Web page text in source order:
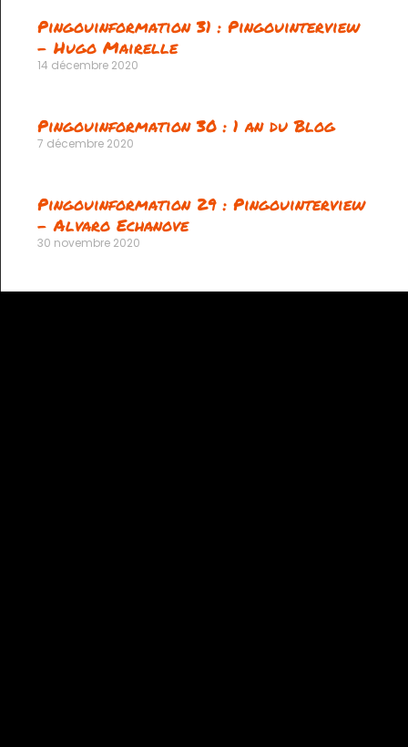
Pingouinformation 31 : Pingouinterview
– Hugo Mairelle
14 décembre 2020
Pingouinformation 30 : 1 an du Blog
7 décembre 2020
Pingouinformation 29 : Pingouinterview
– Alvaro Echanove
30 novembre 2020